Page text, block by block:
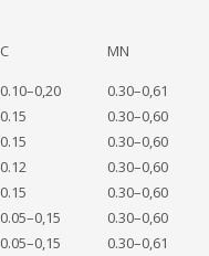
C
MN
0.10–0,20
0.30–0,61
0.15
0.30–0,60
0.15
0.30–0,60
0.12
0.30–0,60
0.15
0.30–0,60
0.05–0,15
0.30–0,60
0.05–0,15
0.30–0,61